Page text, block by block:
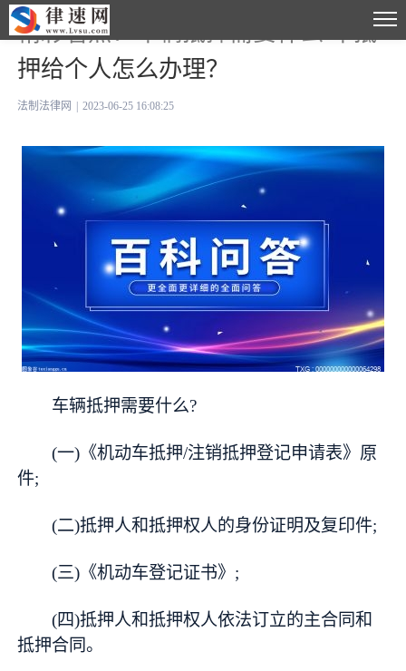
精彩看点：车辆抵押需要什么 车抵
押给个人怎么办理？
法制法律网 2023-06-25 16:08:25
车辆抵押需要什么?
(一)《机动车抵押/注销抵押登记申请表》原
件;
(二)抵押人和抵押权人的身份证明及复印件;
(三)《机动车登记证书》;
(四)抵押人和抵押权人依法订立的主合同和
抵押合同。